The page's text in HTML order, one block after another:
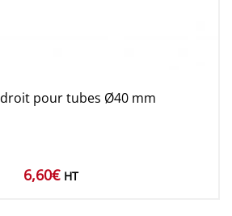
pour tubes Ø40 mm
6,60€ HT